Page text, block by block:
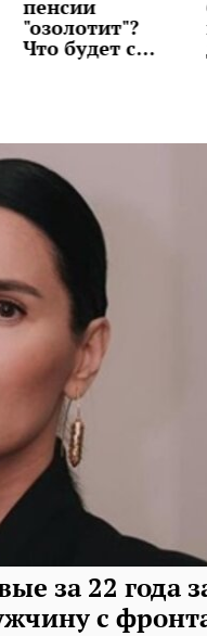
блин с кремом
и ягодами:
десерт без
возни и
за 22 года
с